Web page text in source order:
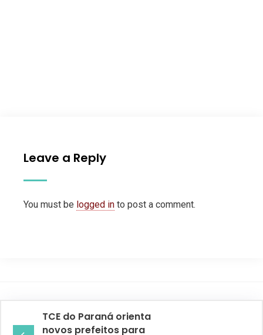
Leave a Reply
You must be logged in to post a comment.
TCE do Paraná orienta
novos prefeitos para